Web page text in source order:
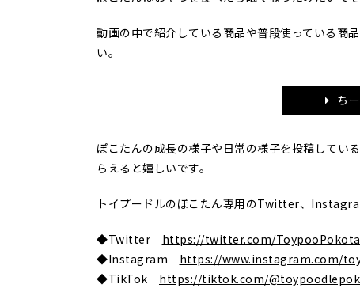
動画の中で紹介している商品や普段使っている商
い。
ち
ぽこたんの成長の様子や日常の様子を投稿してい
らえると嬉しいです。
トイプードルのぽこたん専用のTwitter、
◆Twitter https://twitter.com/
◆Instagram https://www.instagram.com/
◆TikTok https://tiktok.com/